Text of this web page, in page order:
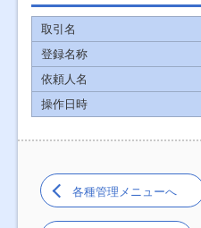
取引名
登録名称
依頼人名
操作日時
各種管理メニューへ